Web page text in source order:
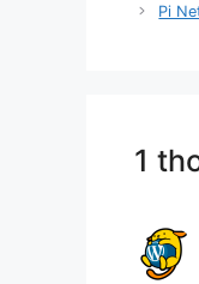
Pi
1